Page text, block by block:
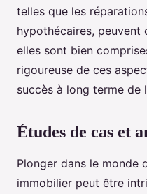
telles que les
hypothécaires,
elles sont bien
rigoureuse de ces
succès à long terme de
Études de cas et
Plonger dans le monde
immobilier peut être